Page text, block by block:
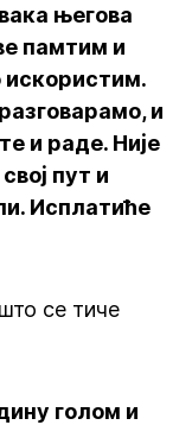
његова
памтим и
и
и раде. Није
пут и
Исплатиће
се тиче
голом и